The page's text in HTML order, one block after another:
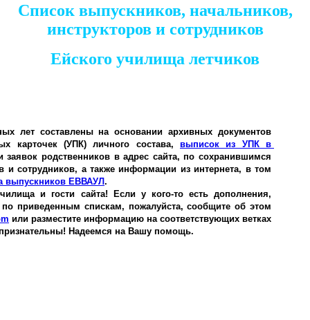
Список выпускников, начальников,
инструкторов и сотрудников
Ейского училища летчиков
лет составлены на основании архивных документов
карточек (УПК) личного состава, выписок из УПК в
заявок родственников в адрес сайта, по сохранившимся
и сотрудников, а также информации из интернета, в том
выпускников ЕВВАУЛ.
и гости сайта! Если у кого-то есть дополнения,
приведенным спискам, пожалуйста, сообщите об этом
или разместите информацию на соответствующих ветках
Надеемся на Вашу помощь.